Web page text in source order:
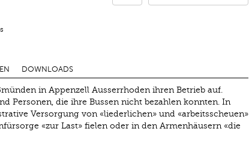
DOWNLOADS
in Appenzell Ausserrhoden ihren Betrieb auf.
Personen, die ihre Bussen nicht bezahlen konnten. In
Versorgung von «liederlichen» und «arbeitsscheuen»
«zur Last» fielen oder in den Armenhäusern «die